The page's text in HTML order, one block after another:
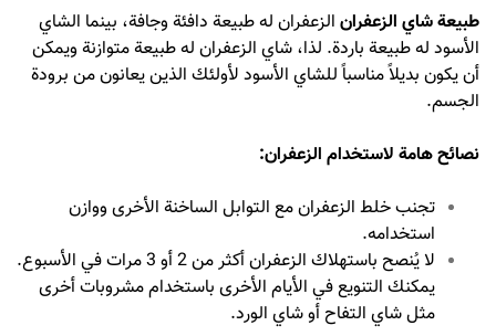
طبيعة شاي الزعفران الزعفران له طبيعة دافئة وجافة، بينما الشاي
الأسود له طبيعة باردة. لذا، شاي الزعفران له طبيعة متوازنة ويمكن
أن يكون بديلاً مناسباً للشاي الأسود لأولئك الذين يعانون من برودة
الجسم.
نصائح هامة لاستخدام الزعفران:
تجنب خلط الزعفران مع التوابل الساخنة الأخرى ووازن
استخدامه.
لا يُنصح باستهلاك الزعفران أكثر من 2 أو 3 مرات في الأسبوع.
يمكنك التنويع في الأيام الأخرى باستخدام مشروبات أخرى
مثل شاي التفاح أو شاي الورد.